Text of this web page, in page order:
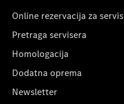
Online rezervacija za servis
Pretraga servisera
Homologacija
Dodatna oprema
Newsletter